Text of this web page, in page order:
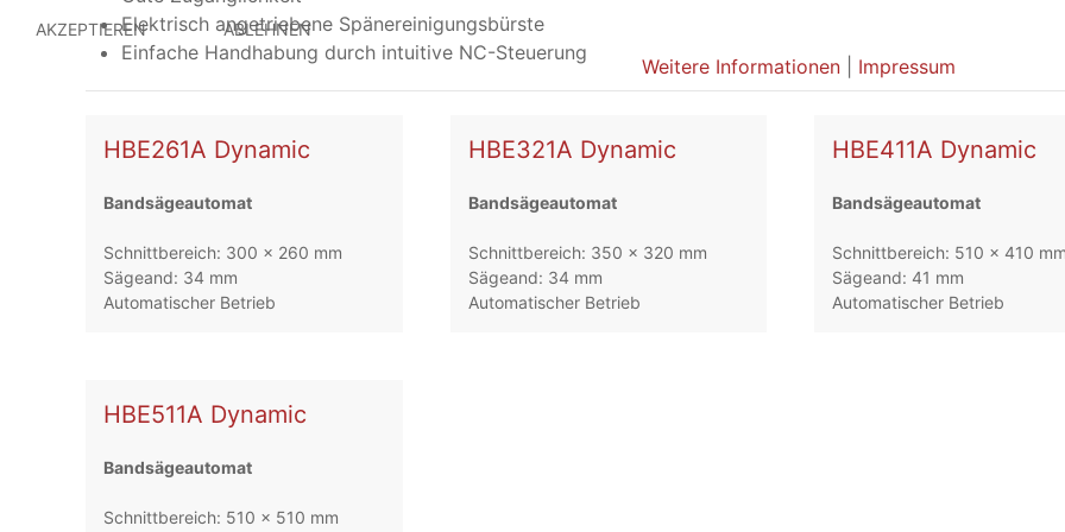
Elektrisch angetriebene Spänereinigungsbürste
Einfache Handhabung durch intuitive NC-Steuerung
HBE261A Dynamic
Bandsägeautomat
Schnittbereich: 300 x 260 mm
Sägeand: 34 mm
Automatischer Betrieb
HBE321A Dynamic
Bandsägeautomat
Schnittbereich: 350 x 320 mm
Sägeand: 34 mm
Automatischer Betrieb
HBE411A Dynamic
Bandsägeautomat
Schnittbereich: 510 x 410
Sägeand: 41 mm
Automatischer Betrieb
HBE511A Dynamic
Bandsägeautomat
Schnittbereich: 510 x 510 mm
AKZEPTIEREN ABLEHNEN
Weitere Informationen Impressum